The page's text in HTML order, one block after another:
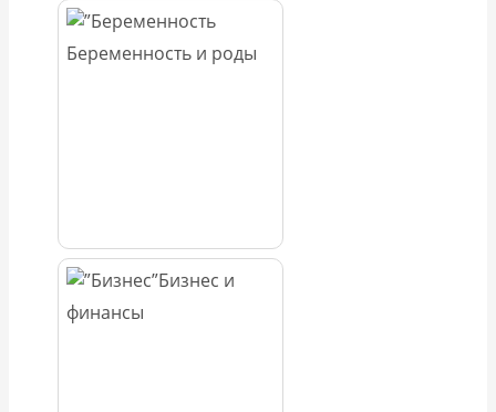
Беременность и роды
Бизнес и
финансы